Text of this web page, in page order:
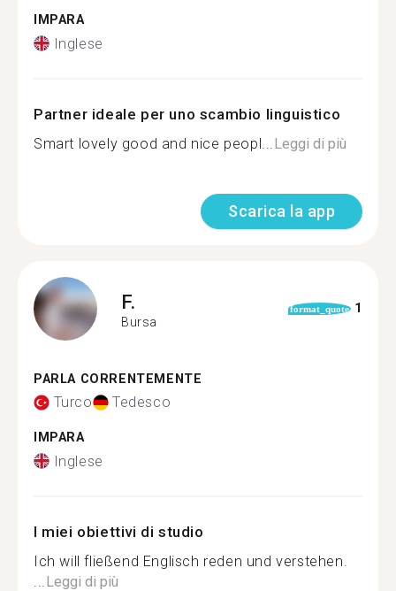
IMPARA
Inglese
Partner ideale per uno scambio linguistico
Smart lovely good and nice peopl... Leggi di più
Scarica la app
F.
Bursa
format_quote 1
PARLA CORRENTEMENTE
Turco Tedesco
IMPARA
Inglese
I miei obiettivi di studio
Ich will fließend Englisch reden und verstehen.
Leggi di più